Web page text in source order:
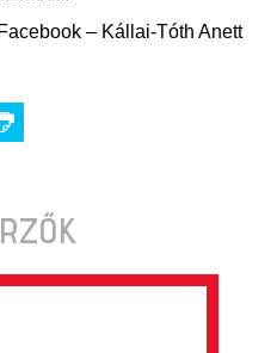
– Kállai-Tóth Anett